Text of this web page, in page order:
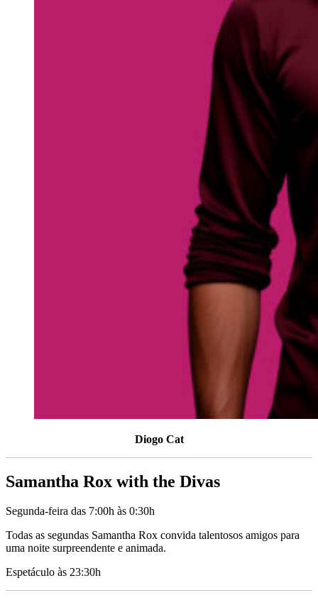
Diogo Cat
Samantha Rox with the Divas
Segunda-feira das 7:00h às 0:30h
Todas as segundas Samantha Rox convida talentosos amigos para
uma noite surpreendente e animada.
Espetáculo às 23:30h